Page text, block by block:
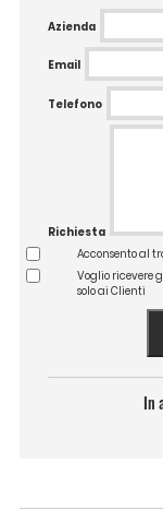
Azienda
Email
Telefono
Richiesta
Acconsento al
Voglio ricevere
solo ai Clienti
In